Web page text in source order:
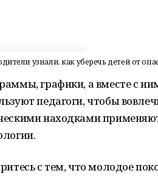
узнали, как уберечь детей от
графики, а вместе с
педагоги, чтобы
находками
с тем, что молодое